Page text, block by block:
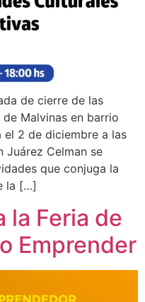
de cierre de las
Malvinas en barrio
el 2 de diciembre a las
Juárez Celman se
que conjuga la
la […]
la Feria de
Emprender